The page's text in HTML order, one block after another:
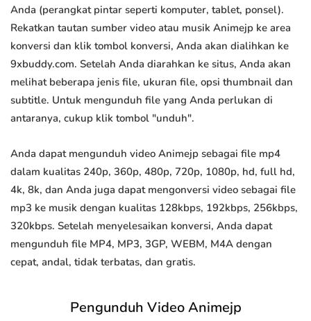
Anda (perangkat pintar seperti komputer, tablet, ponsel).
Rekatkan tautan sumber video atau musik Animejp ke area
konversi dan klik tombol konversi, Anda akan dialihkan ke
9xbuddy.com. Setelah Anda diarahkan ke situs, Anda akan
melihat beberapa jenis file, ukuran file, opsi thumbnail dan
subtitle. Untuk mengunduh file yang Anda perlukan di
antaranya, cukup klik tombol "unduh".
Anda dapat mengunduh video Animejp sebagai file mp4
dalam kualitas 240p, 360p, 480p, 720p, 1080p, hd, full hd,
4k, 8k, dan Anda juga dapat mengonversi video sebagai file
mp3 ke musik dengan kualitas 128kbps, 192kbps, 256kbps,
320kbps. Setelah menyelesaikan konversi, Anda dapat
mengunduh file MP4, MP3, 3GP, WEBM, M4A dengan
cepat, andal, tidak terbatas, dan gratis.
Pengunduh Video Animejp